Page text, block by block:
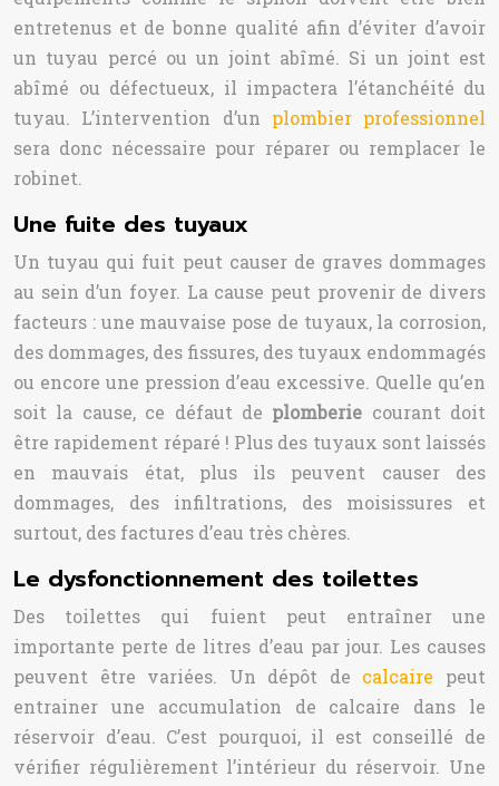
entretenus et de bonne qualité afin d’éviter d’avoir
un tuyau percé ou un joint abîmé. Si un joint est
abîmé ou défectueux, il impactera l’étanchéité du
tuyau. L’intervention d’un plombier professionnel
sera donc nécessaire pour réparer ou remplacer le
robinet.
Une fuite des tuyaux
Un tuyau qui fuit peut causer de graves dommages
au sein d’un foyer. La cause peut provenir de divers
facteurs : une mauvaise pose de tuyaux, la corrosion,
des dommages, des fissures, des tuyaux endommagés
ou encore une pression d’eau excessive. Quelle qu’en
soit la cause, ce défaut de plomberie courant doit
être rapidement réparé ! Plus des tuyaux sont laissés
en mauvais état, plus ils peuvent causer des
dommages, des infiltrations, des moisissures et
surtout, des factures d’eau très chères.
Le dysfonctionnement des toilettes
Des toilettes qui fuient peut entraîner une
importante perte de litres d’eau par jour. Les causes
peuvent être variées. Un dépôt de calcaire peut
entrainer une accumulation de calcaire dans le
réservoir d’eau. C’est pourquoi, il est conseillé de
vérifier régulièrement l’intérieur du réservoir. Une